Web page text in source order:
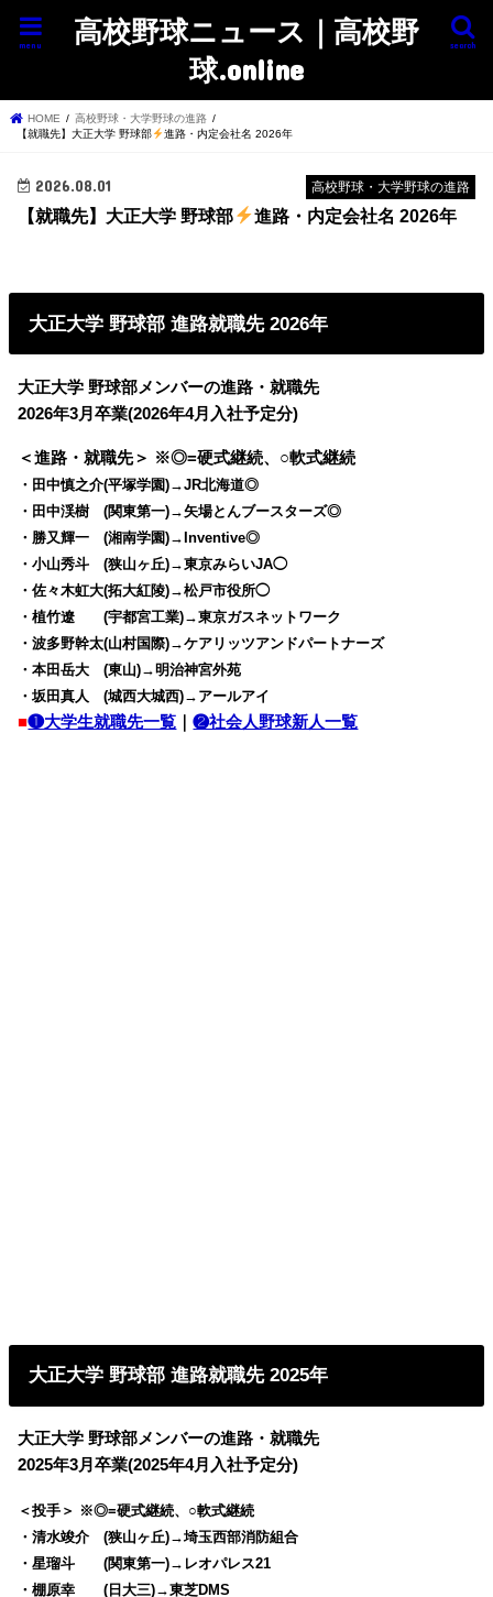
高校野球ニュース｜高校野
球.online
search
menu
HOME
高校野球・大学野球の進路
【就職先】大正大学 野球部
進路・内定会社名 2026年
高校野球・大学野球の進路
2026.08.01
【就職先】大正大学 野球部 進路・内定会社名 2026年
大正大学 野球部 進路就職先 2026年
大正大学 野球部メンバーの進路・就職先
2026年3月卒業(2026年4月入社予定分)
＜進路・就職先＞ ※◎=硬式継続、○軟式継続
・田中慎之介(平塚学園)→JR北海道◎
・田中渓樹 (関東第一)→矢場とんブースターズ◎
・勝又輝一 (湘南学園)→Inventive◎
・小山秀斗 (狭山ヶ丘)→東京みらいJA◯
・佐々木虹大(拓大紅陵)→松戸市役所◯
・植竹遼 (宇都宮工業)→東京ガスネットワーク
・波多野幹太(山村国際)→ケアリッツアンドパートナーズ
・本田岳大 (東山)→明治神宮外苑
・坂田真人 (城西大城西)→アールアイ
■❶大学生就職先一覧 ｜❷社会人野球新人一覧
大正大学 野球部 進路就職先 2025年
大正大学 野球部メンバーの進路・就職先
2025年3月卒業(2025年4月入社予定分)
＜投手＞ ※◎=硬式継続、○軟式継続
・清水竣介 (狭山ヶ丘)→埼玉西部消防組合
・星瑠斗 (関東第一)→レオパレス21
・棚原幸 (日大三)→東芝DMS